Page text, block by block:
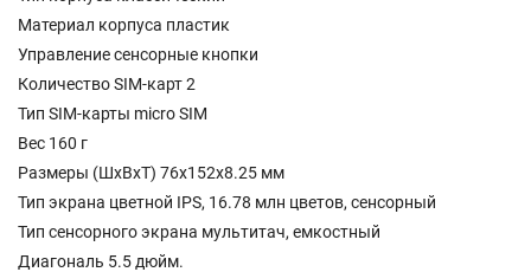
Материал корпуса пластик
Управление сенсорные кнопки
Количество SIM-карт 2
Тип SIM-карты micro SIM
Вес 160 г
Размеры (ШxВxТ) 76x152x8.25 мм
Тип экрана цветной IPS, 16.78 млн цветов, сенсорный
Тип сенсорного экрана мультитач, емкостный
Диагональ 5.5 дюйм.